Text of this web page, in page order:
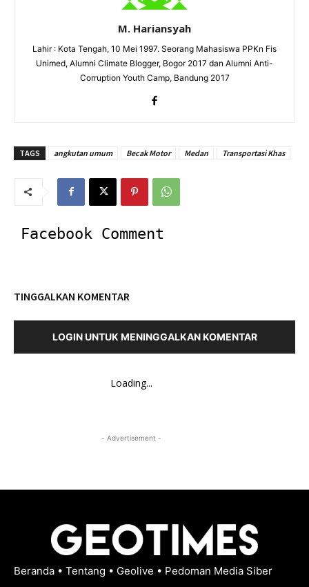
M. Hariansyah
Lahir : Kota Tengah, 10 Mei 1997. Seorang Mahasiswa PPKn Fis
Unimed, Alumni Climate Blogger, Bogor 2017 dan Alumni Anti-
Corruption Youth Camp, Bandung 2017
TAGS angkutan umum Becak Motor Medan Transportasi Khas
Facebook Comment
TINGGALKAN KOMENTAR
LOGIN UNTUK MENINGGALKAN KOMENTAR
Loading...
- Advertisement -
Beranda • Tentang • Geolive • Pedoman Media Siber